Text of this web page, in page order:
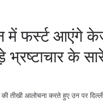
फर्स्ट आएंगे
के सारे
की तीखी आलोचना करते हुए उन पर